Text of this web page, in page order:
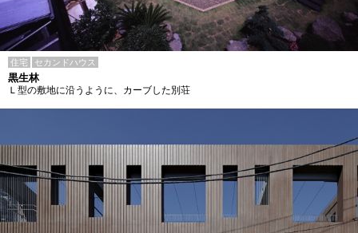
住宅 セカンドハウス
黒生林
Ｌ型の敷地に沿うように、カーブした別荘